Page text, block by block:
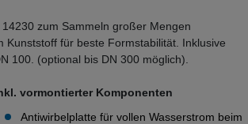
zum Sammeln großer Mengen
Kunststoff für beste Formstabilität. Inklusive
100. (optional bis DN 300 möglich).
vormontierter Komponenten
Antiwirbelplatte für vollen Wasserstrom beim